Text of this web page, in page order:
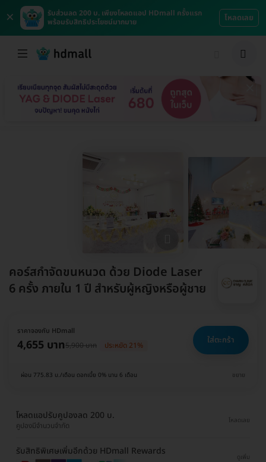
×
รับส่วนลด 200 บ. เพียงโหลดแอป HDmall ครั้งแรก
พร้อมรับสิทธิประโยชน์มากมาย
โหลดเลย
คอร์สกำจัดขนหนวด ด้วย Diode Laser
6 ครั้ง ภายใน 1 ปี สำหรับผู้หญิงหรือผู้ชาย
ราคาจองกับ HDmall
4,655 บาท5,900 บาท ประหยัด 21% ใส่ตะกร้า
ผ่อน 775.83 บ./เดือน ดอกเบี้ย 0% นาน 6 เดือน ขยาย
โหลดแอปรับคูปองลด 200 บ.
คูปองมีจำนวนจำกัด
โหลดเลย
รับสิทธิพิเศษเพิ่มอีกด้วย HDmall Rewards
ดูเพิ่ม